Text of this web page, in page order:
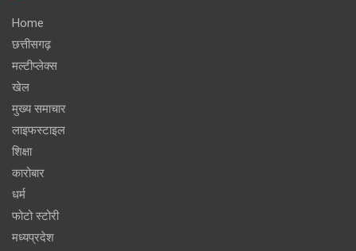
Home
छत्तीसगढ़
मल्टीप्लेक्स
खेल
मुख्य समाचार
लाइफस्टाइल
शिक्षा
कारोबार
धर्म
फोटो स्टोरी
मध्यप्रदेश